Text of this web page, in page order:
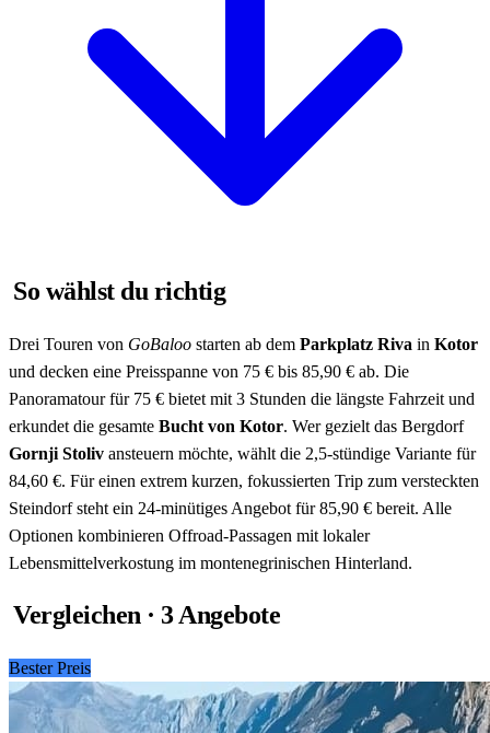
So wählst du richtig
Drei Touren von GoBaloo starten ab dem Parkplatz Riva in Kotor
und decken eine Preisspanne von 75 € bis 85,90 € ab. Die
Panoramatour für 75 € bietet mit 3 Stunden die längste Fahrzeit und
erkundet die gesamte Bucht von Kotor. Wer gezielt das Bergdorf
Gornji Stoliv ansteuern möchte, wählt die 2,5-stündige Variante für
84,60 €. Für einen extrem kurzen, fokussierten Trip zum versteckten
Steindorf steht ein 24-minütiges Angebot für 85,90 € bereit. Alle
Optionen kombinieren Offroad-Passagen mit lokaler
Lebensmittelverkostung im montenegrinischen Hinterland.
Vergleichen · 3 Angebote
Bester Preis